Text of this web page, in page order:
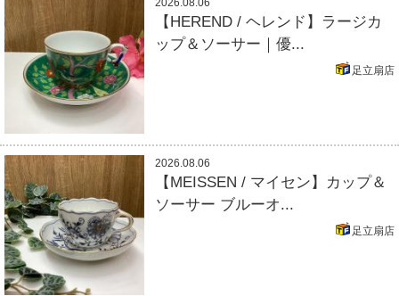
【HEREND / ヘレンド】ラージカ
ップ＆ソーサー｜優...
足立扇店
2026.08.06
【MEISSEN / マイセン】カップ＆
ソーサー ブルーオ...
足立扇店